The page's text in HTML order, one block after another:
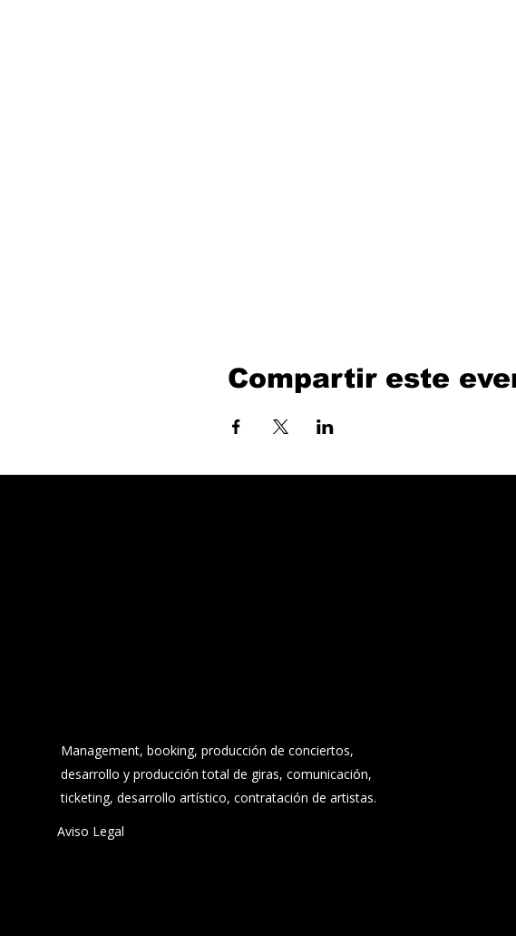
Compartir este
Management, booking, producción de conciertos,
desarrollo y producción total de giras, comunicación,
ticketing, desarrollo artístico, contratación de artistas.
Aviso Legal